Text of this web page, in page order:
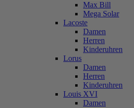
Max Bill
Mega Solar
Lacoste
Damen
Herren
Kinderuhren
Lorus
Damen
Herren
Kinderuhren
Louis XVI
Damen